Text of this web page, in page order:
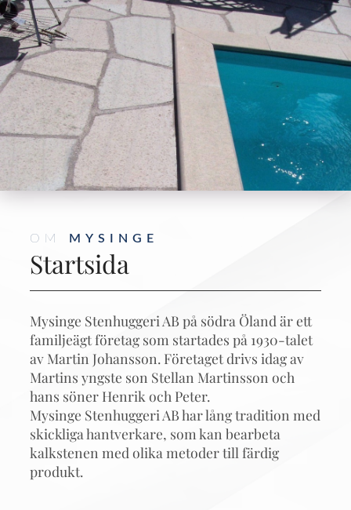
OM MYSINGE
Startsida
Mysinge Stenhuggeri AB på södra Öland är ett
familjeägt företag som startades på 1930-talet
av Martin Johansson. Företaget drivs idag av
Martins yngste son Stellan Martinsson och
hans söner Henrik och Peter.
Mysinge Stenhuggeri AB har lång tradition med
skickliga hantverkare, som kan bearbeta
kalkstenen med olika metoder till färdig
produkt.